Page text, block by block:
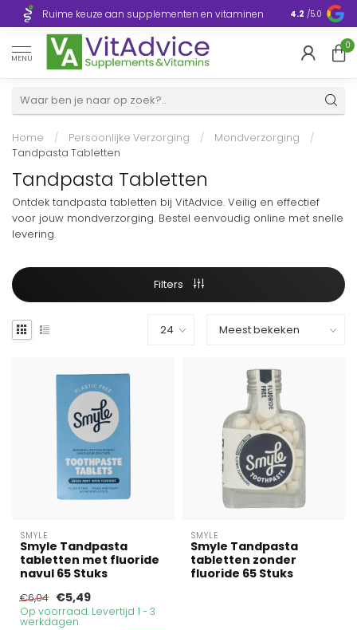
Ruime keuze aan supplementen en vitaminen Europa
4.2 /5.0
MENU
0
Home / Persoonlijke Verzorging / Mondverzorging
/
Tandpasta Tabletten
Tandpasta Tabletten
Ontdek tandpasta tabletten bij VitAdvice. Veilig en effectief
voor jouw mondverzorging. Bestel eenvoudig online met snelle
levering.
Filters
SMYLE
Smyle Tandpasta
tabletten met fluoride
navul 65 Stuks
€6,04 €5,49
Op voorraad. Levertijd 1 - 3
werkdagen
SMYLE
Smyle Tandpasta
tabletten zonder
fluoride 65 Stuks